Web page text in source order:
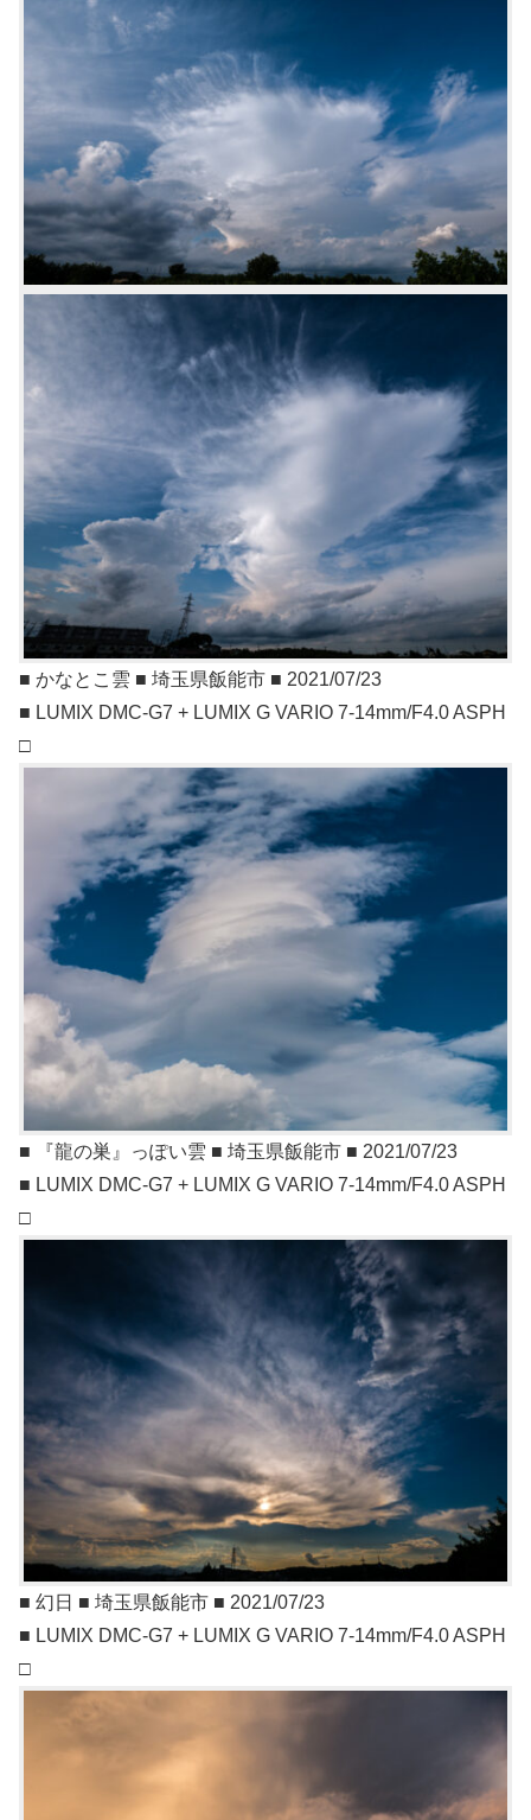
■ かなとこ雲 ■ 埼玉県飯能市 ■ 2021/07/23
■ LUMIX DMC-G7 + LUMIX G VARIO 7-14mm/F4.0 ASPH
□
■ 『龍の巣』っぽい雲 ■ 埼玉県飯能市 ■ 2021/07/23
■ LUMIX DMC-G7 + LUMIX G VARIO 7-14mm/F4.0 ASPH
□
■ 幻日 ■ 埼玉県飯能市 ■ 2021/07/23
■ LUMIX DMC-G7 + LUMIX G VARIO 7-14mm/F4.0 ASPH
□